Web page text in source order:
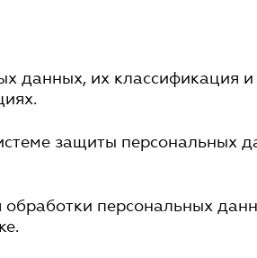
данных, их классификация
защиты персональных
персональных